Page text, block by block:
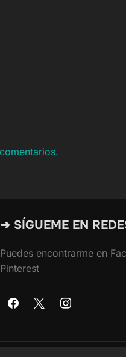
➜ SÍGUEME EN
Puedes encontrarme en
Pinterest